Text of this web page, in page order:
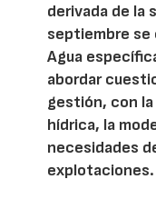
derivada de la
septiembre se
Agua
abordar
gestión, con
hídrica, la
necesidades
explotaciones.